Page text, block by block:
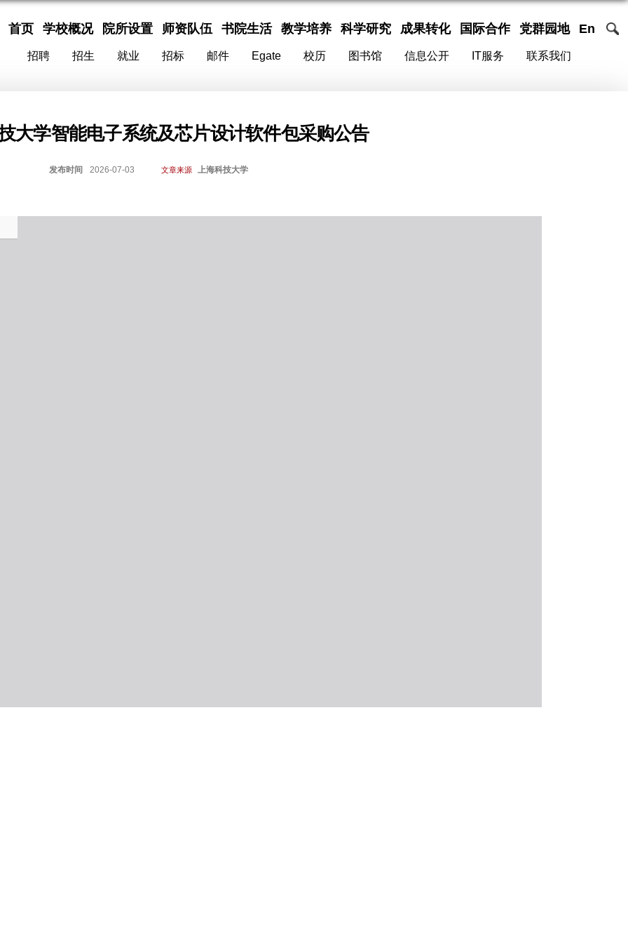
首页 学校概况 院所设置 师资队伍 书院生活 教学培养 科学研究 成果转化 国际合作 党群园地 En
招聘 招生 就业 招标 邮件 Egate 校历 图书馆 信息公开 IT服务 联系我们
大学智能电子系统及芯片设计软件包采购公告
发布时间 2026-07-03 文章来源 上海科技大学